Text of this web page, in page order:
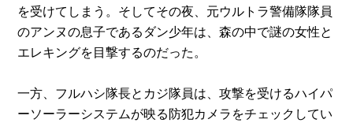
を受けてしまう。そしてその夜、元ウルトラ警備隊隊員
のアンヌの息子であるダン少年は、森の中で謎の女性と
エレキングを目撃するのだった。
一方、フルハシ隊長とカジ隊員は、攻撃を受けるハイパ
ーソーラーシステムが映る防犯カメラをチェックしてい